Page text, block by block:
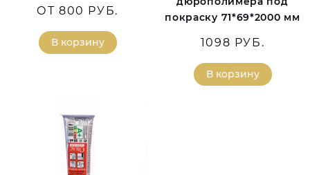
ОТ 800 РУБ.
В корзину
покраску 71*69*2000 мм
1098 РУБ.
В корзину